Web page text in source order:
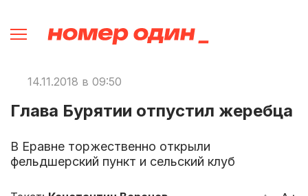
14.11.2018 в 09:50
Глава Бурятии отпустил жеребца
В Еравне торжественно открыли
фельдшерский пункт и сельский клуб